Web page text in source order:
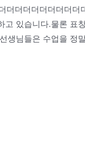
더더더더더더더더더
고 있습니다.물론 표
생님들은 수업을 정